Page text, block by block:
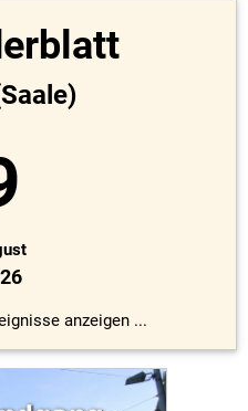
anzeigen ...